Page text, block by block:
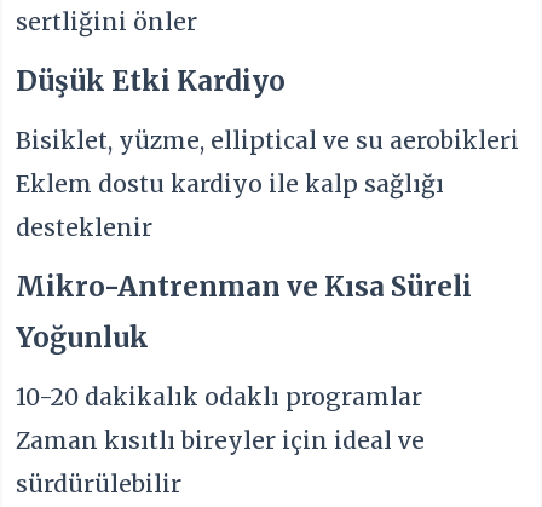
sertliğini önler
Düşük Etki Kardiyo
Bisiklet, yüzme, elliptical ve su aerobikleri
Eklem dostu kardiyo ile kalp sağlığı
desteklenir
Mikro-Antrenman ve Kısa Süreli
Yoğunluk
10-20 dakikalık odaklı programlar
Zaman kısıtlı bireyler için ideal ve
sürdürülebilir